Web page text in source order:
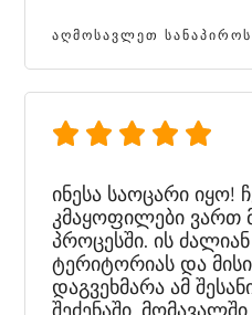
ᲐᲦᲛᲝᲡᲐᲕᲚᲔᲗ
ინესა საოცარი იყო!
კმაყოფილები ვართ
პროცესში. ის
ტერიტორიას და
დაგვეხმარა ამ